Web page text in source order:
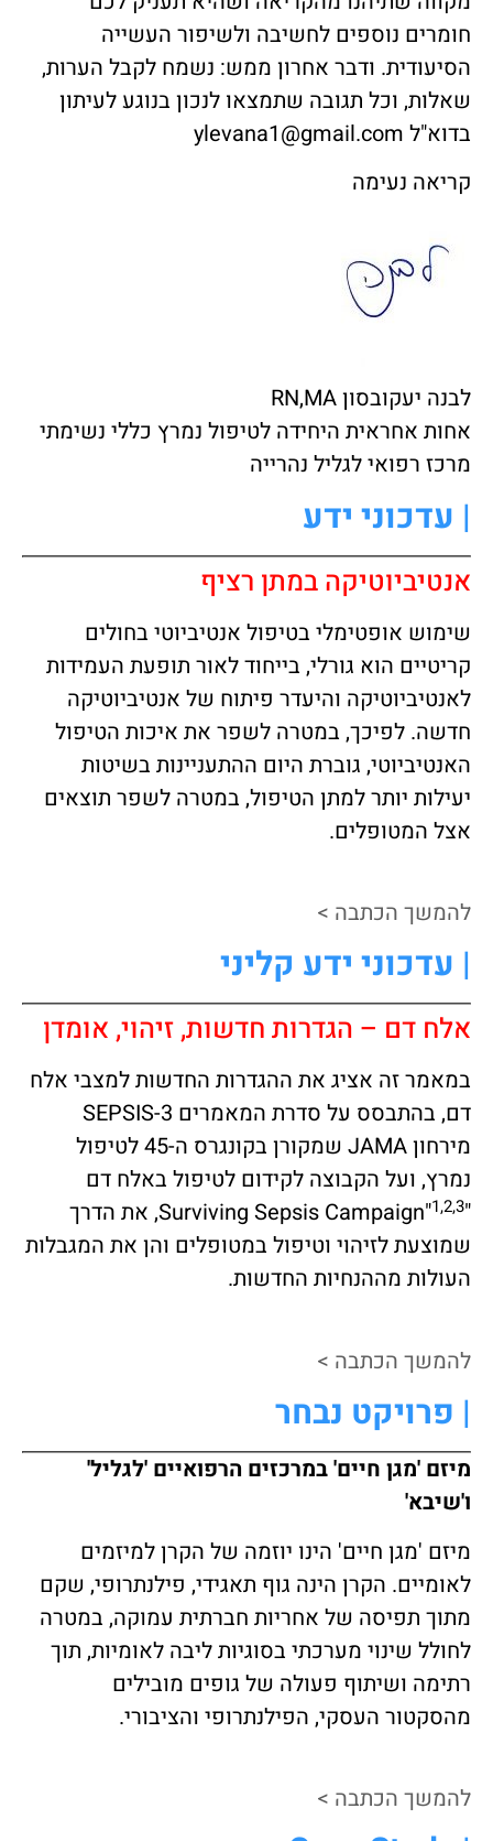
חומרים נוספים לחשיבה ולשיפור העשייה
הסיעודית. ודבר אחרון ממש: נשמח לקבל הערות,
שאלות, וכל תגובה שתמצאו לנכון בנוגע לעיתון
בדוא"ל ylevana1@gmail.com
קריאה נעימה
לבנה יעקובסון RN,MA
אחות אחראית היחידה לטיפול נמרץ כללי נשימתי
מרכז רפואי לגליל נהרייה
| עדכוני ידע
אנטיביוטיקה במתן רציף
שימוש אופטימלי בטיפול אנטיביוטי בחולים
קריטיים הוא גורלי, בייחוד לאור תופעת העמידות
לאנטיביוטיקה והיעדר פיתוח של אנטיביוטיקה
חדשה. לפיכך, במטרה לשפר את איכות הטיפול
האנטיביוטי, גוברת היום ההתעניינות בשיטות
יעילות יותר למתן הטיפול, במטרה לשפר תוצאים
אצל המטופלים.
להמשך הכתבה >
| עדכוני ידע קליני
אלח דם – הגדרות חדשות, זיהוי, אומדן
במאמר זה אציג את ההגדרות החדשות למצבי אלח
דם, בהתבסס על סדרת המאמרים SEPSIS-3
מירחון JAMA שמקורן בקונגרס ה-45 לטיפול
נמרץ, ועל הקבוצה לקידום לטיפול באלח דם
"Surviving Sepsis Campaign"
1,2,3
, את הדרך
שמוצעת לזיהוי וטיפול במטופלים והן את המגבלות
העולות מההנחיות החדשות.
להמשך הכתבה >
| פרויקט נבחר
מיזם 'מגן חיים' במרכזים הרפואיים 'לגליל'
ו'שיבא'
מיזם 'מגן חיים' הינו יוזמה של הקרן למיזמים
לאומיים. הקרן הינה גוף תאגידי, פילנתרופי, שקם
מתוך תפיסה של אחריות חברתית עמוקה, במטרה
לחולל שינוי מערכתי בסוגיות ליבה לאומיות, תוך
רתימה ושיתוף פעולה של גופים מובילים
מהסקטור העסקי, הפילנתרופי והציבורי.
להמשך הכתבה >